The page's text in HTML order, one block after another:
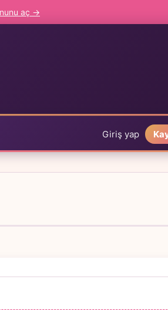
aç →
Giriş yap